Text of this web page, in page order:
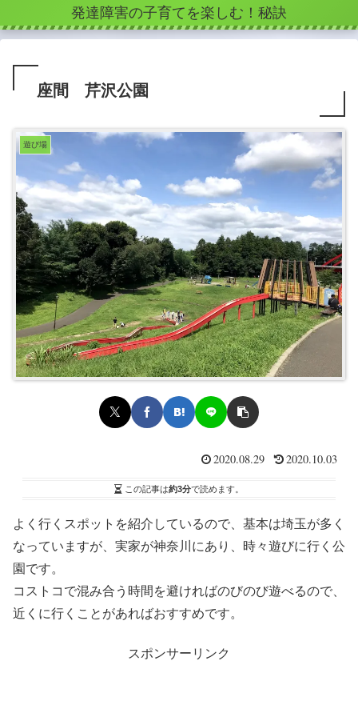
発達障害の子育てを楽しむ！秘訣
座間 芹沢公園
遊び場
2020.08.29 2020.10.03
この記事は約3分で読めます。
よく行くスポットを紹介しているので、基本は埼玉が多く
なっていますが、実家が神奈川にあり、時々遊びに行く公
園です。
コストコで混み合う時間を避ければのびのび遊べるので、
近くに行くことがあればおすすめです。
スポンサーリンク